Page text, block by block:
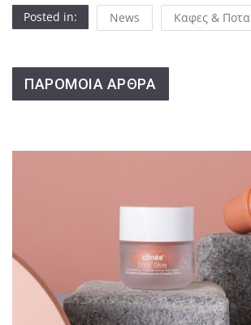
Posted in: News Καφες & Ποτα
ΠΑΡΟΜΟΙΑ ΑΡΘΡΑ